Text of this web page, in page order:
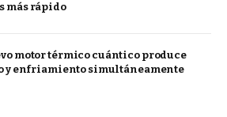
más rápido
motor térmico cuántico produce
y enfriamiento simultáneamente